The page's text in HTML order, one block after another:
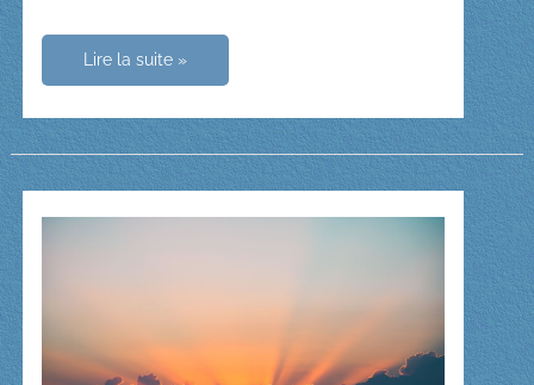
L’expérience
Lire la suite »